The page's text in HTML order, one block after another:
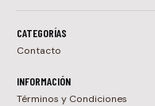
CATEGORÍAS
Contacto
INFORMACIÓN
Términos y Condiciones